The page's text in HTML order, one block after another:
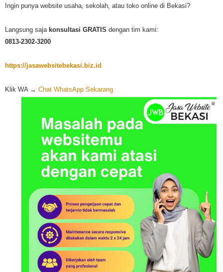
Ingin punya website usaha, sekolah, atau toko online di Bekasi?
Langsung saja konsultasi GRATIS dengan tim kami:
0813-2302-3200
https://jasawebsitebekasi.biz.id
Klik WA → Chat WhatsApp Sekarang